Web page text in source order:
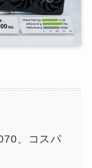
、コスパ